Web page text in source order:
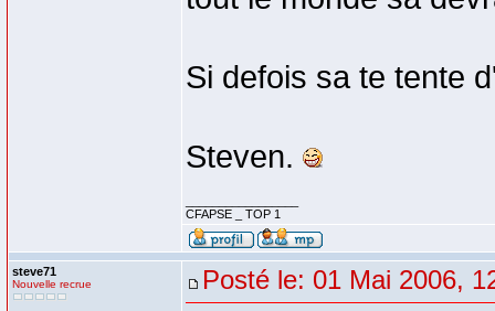
Si defois sa te tente
Steven.
CFAPSE _ TOP 1
steve71
Nouvelle recrue Posté le: 01 Mai 2006,